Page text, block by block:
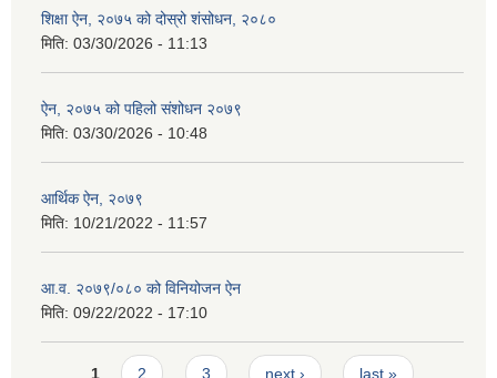
शिक्षा ऐन, २०७५ को दोस्रो शंसोधन, २०८०
मिति: 03/30/2026 - 11:13
ऐन, २०७५ को पहिलो संशोधन २०७९
मिति: 03/30/2026 - 10:48
आर्थिक ऐन, २०७९
मिति: 10/21/2022 - 11:57
आ.व. २०७९/०८० को विनियोजन ऐन
मिति: 09/22/2022 - 17:10
1 2 3 next › last »